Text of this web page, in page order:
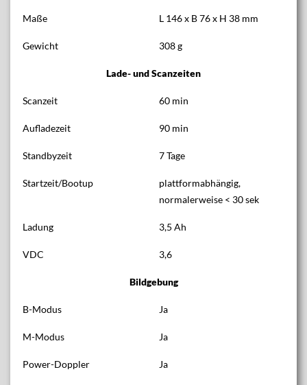
Maße L 146 x B 76 x H 38 mm
Gewicht 308 g
Lade- und Scanzeiten
Scanzeit 60 min
Aufladezeit 90 min
Standbyzeit 7 Tage
Startzeit/Bootup
plattformabhängig,
normalerweise < 30 sek
Ladung 3,5 Ah
VDC 3,6
Bildgebung
B-Modus Ja
M-Modus Ja
Power-Doppler Ja